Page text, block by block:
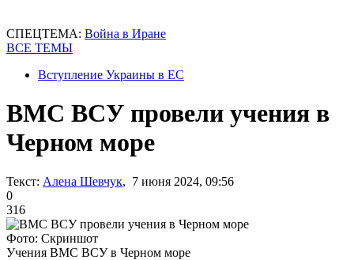
СПЕЦТЕМА: Война в Иране
ВСЕ ТЕМЫ
Вступление Украины в ЕС
ВМС ВСУ провели учения в
Черном море
Текст: Алена Шевчук, 7 июня 2024, 09:56
0
316
Фото: Скриншот
Учения ВМС ВСУ в Черном море